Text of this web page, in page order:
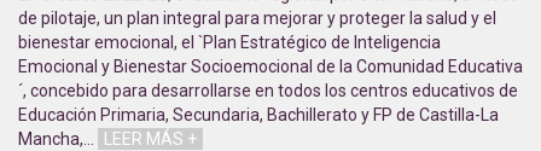
de pilotaje, un plan integral para mejorar y proteger la salud y el
bienestar emocional, el `Plan Estratégico de Inteligencia
Emocional y Bienestar Socioemocional de la Comunidad Educativa
´, concebido para desarrollarse en todos los centros educativos de
Educación Primaria, Secundaria, Bachillerato y FP de Castilla-La
Mancha,… LEER MÁS +